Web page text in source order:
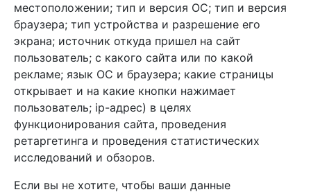
Арбен текстиль г. Щелково, пер.
1-й Советский д.25, владение 2.
Мы в соц. сетях
местоположении; тип и версия ОС; тип и версия
браузера; тип устройства и разрешение его
экрана; источник откуда пришел на сайт
пользователь; с какого сайта или по какой
рекламе; язык ОС и браузера; какие страницы
открывает и на какие кнопки нажимает
пользователь; ip-адрес) в целях
функционирования сайта, проведения
ретаргетинга и проведения статистических
исследований и обзоров.
Если вы не хотите, чтобы ваши данные